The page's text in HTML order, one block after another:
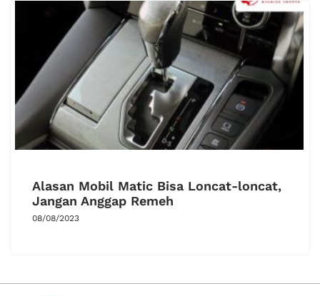
Alasan Mobil Matic Bisa Loncat-loncat,
Jangan Anggap Remeh
08/08/2023